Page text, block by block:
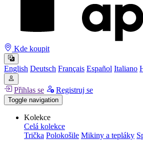
Kde koupit
English Deutsch Français Español Italiano
Přihlas se Registruj se
Toggle navigation
Kolekce
Celá kolekce
Trička Polokošile Mikiny a tepláky